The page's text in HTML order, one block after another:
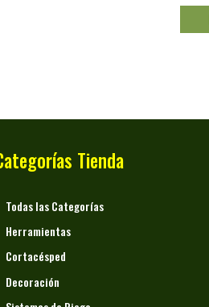
Tienda
Todas las Categorías
Herramientas
Cortacésped
Decoración